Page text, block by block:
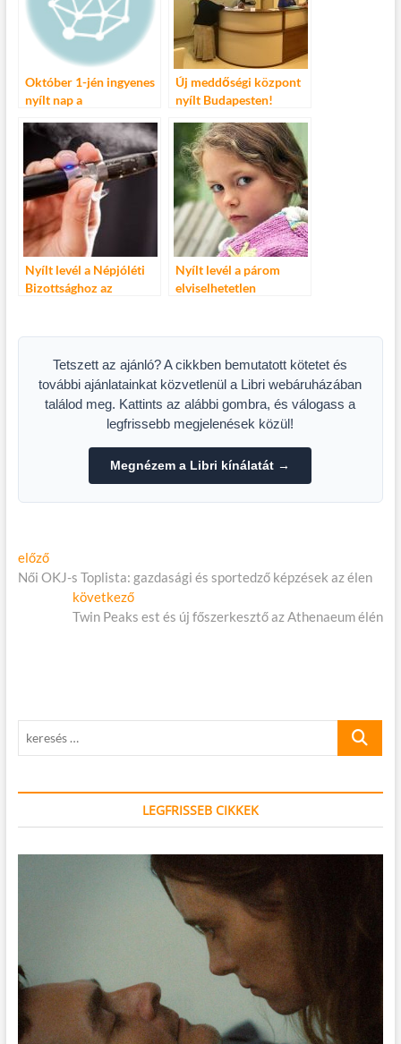
Október 1-jén ingyenes
nyílt nap a
BE A FILMGYÁRTÁS
KULISSZÁI MÖGÉ
Új meddőségi központ
nyílt Budapesten!
Nyílt levél a Népjóléti
Bizottsághoz az
Nyílt levél a párom
elviselhetetlen
Tetszett az ajánló? A cikkben bemutatott kötetet és
további ajánlatainkat közvetlenül a Libri webáruházában
találod meg. Kattints az alábbi gombra, és válogass a
legfrissebb megjelenések közül!
Megnézem a Libri kínálatát →
Bejegyzés
navigáció
előzőElőző
cikk:
Női OKJ-s Toplista: gazdasági és sportedző képzések az élen
következőKövetkező
cikk:
Twin Peaks est és új főszerkesztő az Athenaeum élén
keresés
LEGFRISSEB CIKKEK